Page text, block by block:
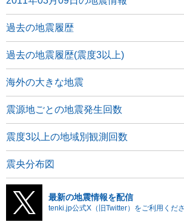
過去の地震履歴
過去の地震履歴(震度3以上)
海外の大きな地震
震源地ごとの地震発生回数
震度3以上の地域別観測回数
震央分布図
最新の地震情報を配信
tenki.jp公式X（旧Twitter）をご利用くださ